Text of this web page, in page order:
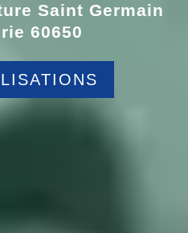
Saint Germain
60650